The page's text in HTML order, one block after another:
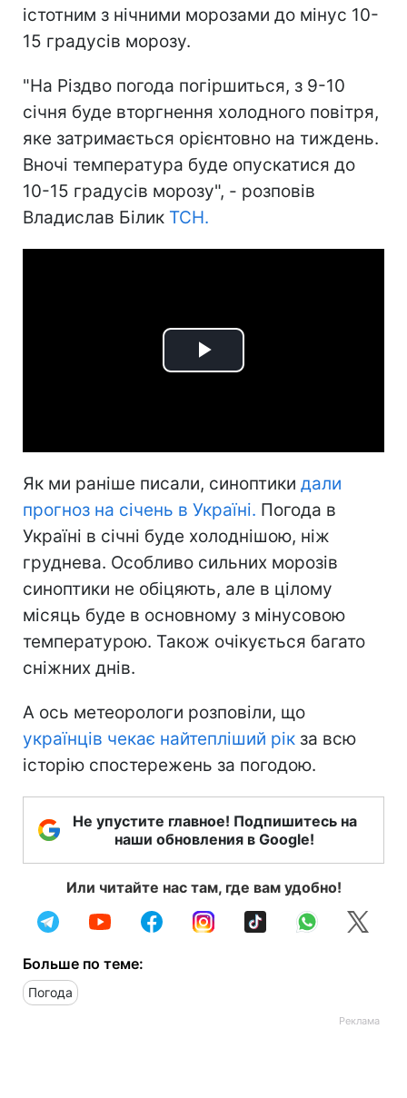
істотним з нічними морозами до мінус 10-
15 градусів морозу.
"На Різдво погода погіршиться, з 9-10
січня буде вторгнення холодного повітря,
яке затримається орієнтовно на тиждень.
Вночі температура буде опускатися до
10-15 градусів морозу", - розповів
Владислав Білик ТСН.
Play
Як ми раніше писали, синоптики дали
прогноз на січень в Україні. Погода в
Україні в січні буде холоднішою, ніж
груднева. Особливо сильних морозів
синоптики не обіцяють, але в цілому
місяць буде в основному з мінусовою
температурою. Також очікується багато
сніжних днів.
А ось метеорологи розповіли, що
українців чекає найтепліший рік за всю
історію спостережень за погодою.
Не упустите главное! Подпишитесь на
наши обновления в Google!
Или читайте нас там, где вам удобно!
Больше по теме:
Погода